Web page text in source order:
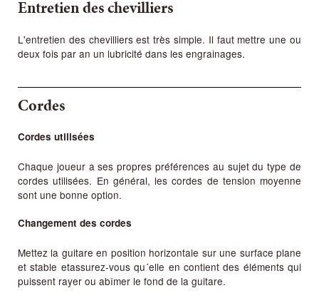
Entretien des chevilliers
L'entretien des chevilliers est très simple. Il faut mettre une ou
deux fois par an un lubricité dans les engrainages.
Cordes
Cordes utilisées
Chaque joueur a ses propres préférences au sujet du type de
cordes utilisées. En général, les cordes de tension moyenne
sont une bonne option.
Changement des cordes
Mettez la guitare en position horizontale sur une surface plane
et stable etassurez-vous qu´elle en contient des éléments qui
puissent rayer ou abîmer le fond de la guitare.